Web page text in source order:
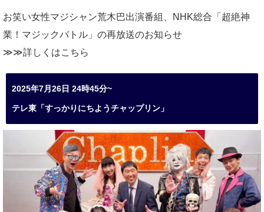
お笑い女性マジシャン荒木巴出演番組、
NHK総合「超絶神
業！マジックバトル」の再放送のお知らせ
≫≫詳しくはこちら
2025年7月26日 24時45分~
テレ東「すっかりにちようチャップリン」